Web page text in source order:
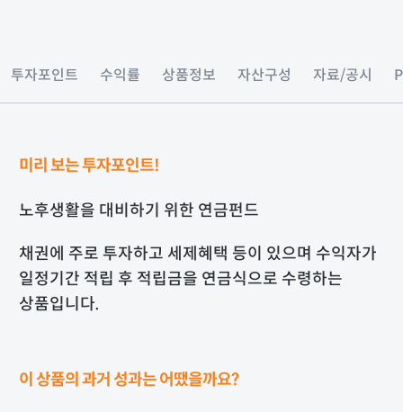
투자포인트 수익률 상품정보 자산구성 자료/공시
미리 보는 투자포인트!
노후생활을 대비하기 위한 연금펀드
채권에 주로 투자하고 세제혜택 등이 있으며 수익자가
일정기간 적립 후 적립금을 연금식으로 수령하는
상품입니다.
이 상품의 과거 성과는 어땠을까요?